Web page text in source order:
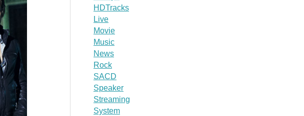
HDTracks
Live
Movie
Music
News
Rock
SACD
Speaker
Streaming
System